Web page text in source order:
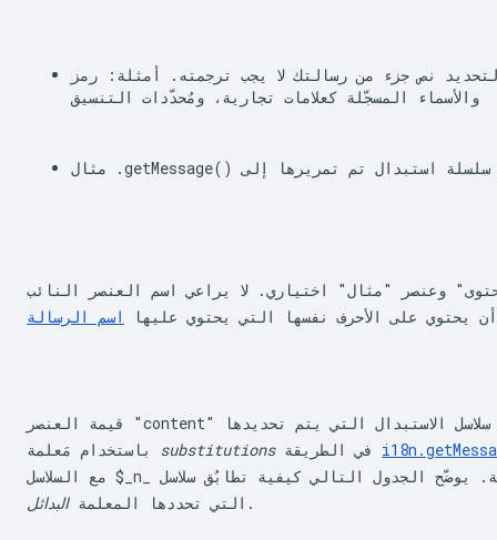
لتحديد نص جزء من رسالتك لا يجب ترجمته. أمثلة: رمز HTML،
والأسماء المسجّلة كعلامات تجارية، ومُحدّدات التنسيق
سلسلة استبدال تم تمريرها إلى getMessage()
وعنصر "مثال" اختياري. لا يراعي اسم العنصر النائب
يحتوي على الأحرف نفسها التي يحتوي عليها
اسم الرسالة
قيمة العنصر "content" هي سلسلة يمكن أن تشير إلى سلاسل الاستبدال التي يتم تحديدها
substitutions
يوضّح الجدول التالي كيفية تطابُق سلاسل
$_n_ مع السلاسل.
التي تحددها المعلمة البدائل .